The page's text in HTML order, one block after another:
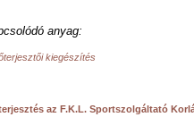
anyag:
kiegészítés
az F.K.L. Sportszolgáltató